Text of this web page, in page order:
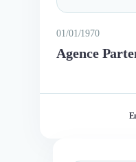
01/01/1970
Agence